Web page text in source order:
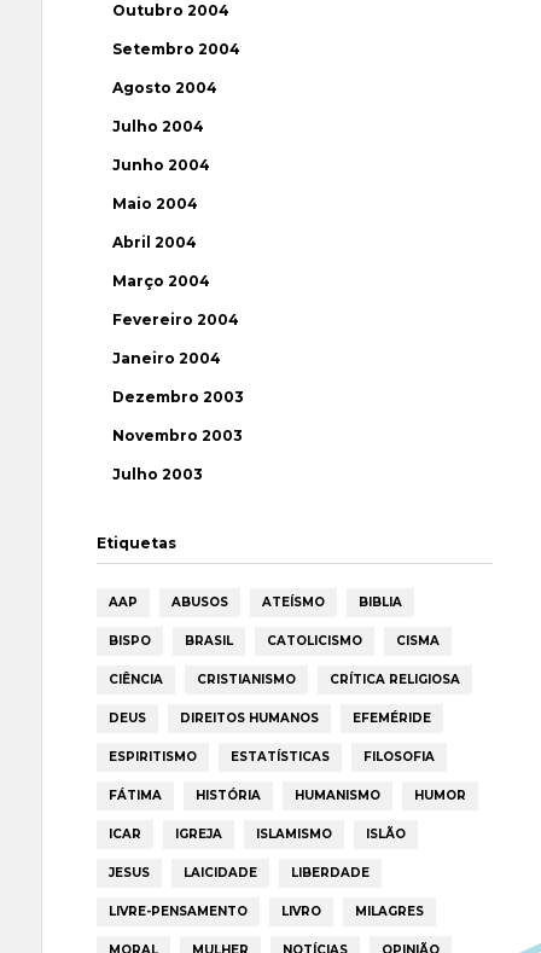
Outubro 2004
Setembro 2004
Agosto 2004
Julho 2004
Junho 2004
Maio 2004
Abril 2004
Março 2004
Fevereiro 2004
Janeiro 2004
Dezembro 2003
Novembro 2003
Julho 2003
Etiquetas
AAP ABUSOS ATEÍSMO BIBLIA
BISPO BRASIL CATOLICISMO CISMA
CIÊNCIA CRISTIANISMO CRÍTICA RELIGIOSA
DEUS DIREITOS HUMANOS EFEMÉRIDE
ESPIRITISMO ESTATÍSTICAS FILOSOFIA
FÁTIMA HISTÓRIA HUMANISMO HUMOR
ICAR IGREJA ISLAMISMO ISLÃO
JESUS LAICIDADE LIBERDADE
LIVRE-PENSAMENTO LIVRO MILAGRES